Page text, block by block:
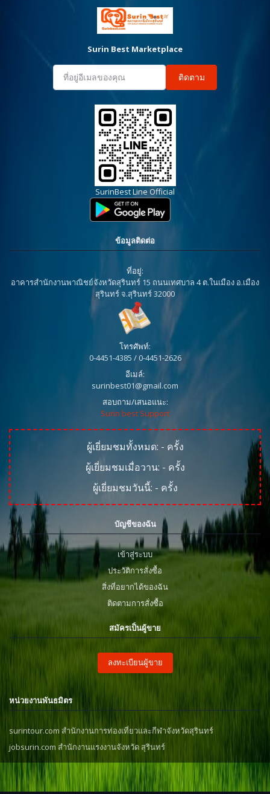
Surin Best Marketplace
ติดตาม
SurinBest Line Official
ข้อมูลติดต่อ
ที่อยู่:
อาคารสำนักงานพาณิชย์จังหวัดสุรินทร์ 15 ถนนเทศบาล 4 ต.ในเมือง อ.เมือง
สุรินทร์ จ.สุรินทร์ 32000
โทรศัพท์:
0-4451-4385 / 0-4451-2626
อีเมล์:
surinbest01@gmail.com
สอบถาม/เสนอแนะ:
Surin best Support
ผู้เยี่ยมชมทั้งหมด: - ครั้ง
ผู้เยี่ยมชมเมื่อวาน: - ครั้ง
ผู้เยี่ยมชมวันนี้: - ครั้ง
บัญชีของฉัน
เข้าสู่ระบบ
ประวัติการสั่งซื้อ
สิ่งที่อยากได้ของฉัน
ติดตามการสั่งซื้อ
สมัครเป็นผู้ขาย
ลงทะเบียนผู้ขาย
หน่วยงานพันธมิตร
surintour.com สำนักงานการท่องเที่ยวและกีฬาจังหวัดสุรินทร์
jobsurin.com สำนักงานแรงงานจังหวัด สุรินทร์